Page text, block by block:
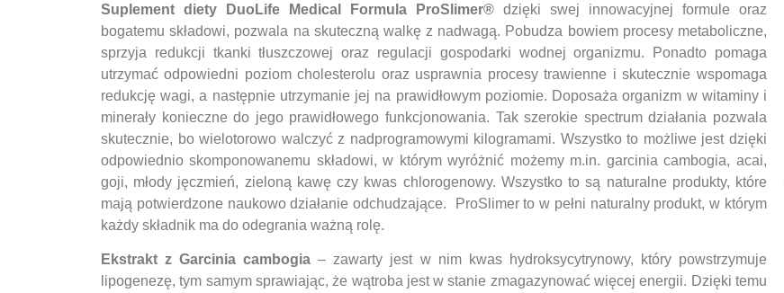
Suplement diety DuoLife Medical Formula ProSlimer® dzięki swej innowacyjnej formule oraz
bogatemu składowi, pozwala na skuteczną walkę z nadwagą. Pobudza bowiem procesy metaboliczne,
sprzyja redukcji tkanki tłuszczowej oraz regulacji gospodarki wodnej organizmu. Ponadto pomaga
utrzymać odpowiedni poziom cholesterolu oraz usprawnia procesy trawienne i skutecznie wspomaga
redukcję wagi, a następnie utrzymanie jej na prawidłowym poziomie. Doposaża organizm w witaminy i
minerały konieczne do jego prawidłowego funkcjonowania. Tak szerokie spectrum działania pozwala
skutecznie, bo wielotorowo walczyć z nadprogramowymi kilogramami. Wszystko to możliwe jest dzięki
odpowiednio skomponowanemu składowi, w którym wyróżnić możemy m.in. garcinia cambogia, acai,
goji, młody jęczmień, zieloną kawę czy kwas chlorogenowy. Wszystko to są naturalne produkty, które
mają potwierdzone naukowo działanie odchudzające. ProSlimer to w pełni naturalny produkt, w którym
każdy składnik ma do odegrania ważną rolę.
Ekstrakt z Garcinia cambogia – zawarty jest w nim kwas hydroksycytrynowy, który powstrzymuje
lipogenezę, tym samym sprawiając, że wątroba jest w stanie zmagazynować więcej energii. Dzięki temu